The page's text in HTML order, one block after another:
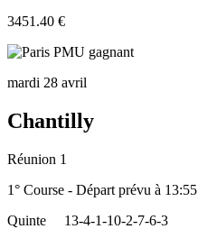
3451.40 €
mardi 28 avril
Chantilly
Réunion 1
1° Course - Départ prévu à 13:55
Quinte
13-4-1-10-2-7-6-3